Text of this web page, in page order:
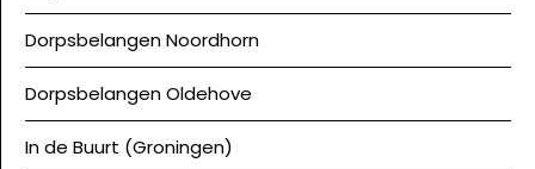
Dorpsbelangen Noordhorn
Dorpsbelangen Oldehove
In de Buurt (Groningen)